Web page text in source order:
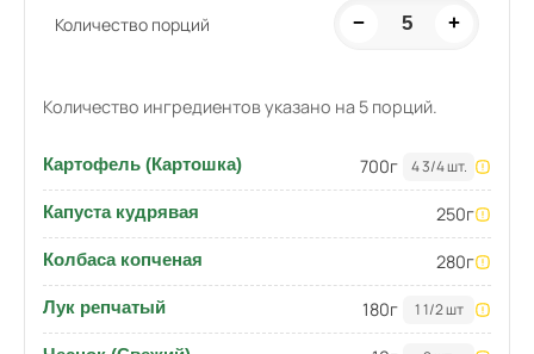
Количество порций − 5 +
Количество ингредиентов указано на 5 порций.
Картофель (Картошка) 700г 4 3/4 шт.
Капуста кудрявая 250г
Колбаса копченая 280г
Лук репчатый 180г 1 1/2 шт